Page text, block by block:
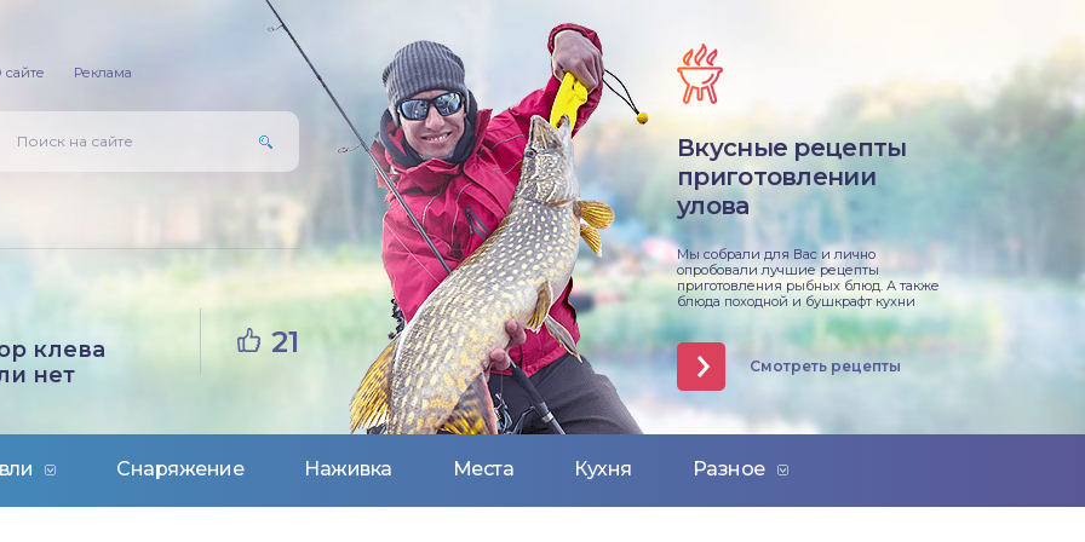
Снаряжение Наживка Места Кухня Разное
сайте Реклама
Вкусные рецепты
приготовлении
улова
Мы собрали для Вас и лично
опробовали лучшие рецепты
приготовления рыбных блюд. А также
блюда походной и бушкрафт кухни
Смотреть рецепты
клева
нет
21